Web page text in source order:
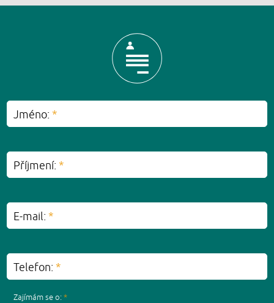
Jméno:*
Příjmení:*
E-mail:*
Telefon:*
Zajímám se o:*